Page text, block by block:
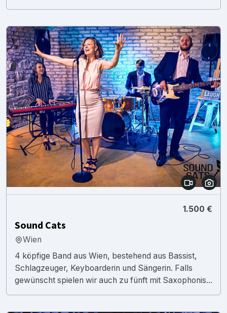
1.500 €
Sound Cats
Wien
4 köpfige Band aus Wien, bestehend aus Bassist,
Schlagzeuger, Keyboarderin und Sängerin. Falls
gewünscht spielen wir auch zu fünft mit Saxophonis...